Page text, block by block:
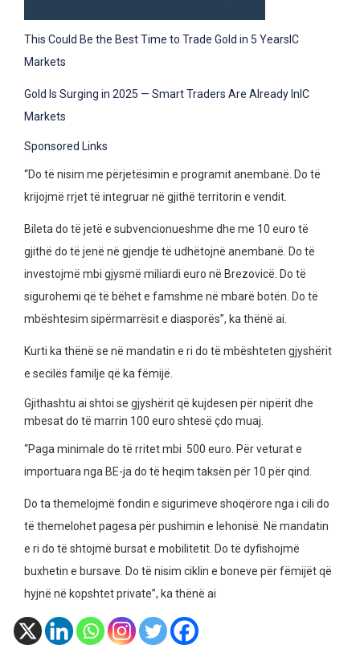
This Could Be the Best Time to Trade Gold in 5 Years IC
Markets
Gold Is Surging in 2025 — Smart Traders Are Already In IC
Markets
Sponsored Links
“Do të nisim me përjetësimin e programit anembanë. Do të
krijojmë rrjet të integruar në gjithë territorin e vendit.
Bileta do të jetë e subvencionueshme dhe me 10 euro të
gjithë do të jenë në gjendje të udhëtojnë anembanë. Do të
investojmë mbi gjysmë miliardi euro në Brezovicë. Do të
sigurohemi që të bëhet e famshme në mbarë botën. Do të
mbështesim sipërmarrësit e diasporës”, ka thënë ai.
Kurti ka thënë se në mandatin e ri do të mbështeten gjyshërit
e secilës familje që ka fëmijë.
Gjithashtu ai shtoi se gjyshërit që kujdesen për nipërit dhe
mbesat do të marrin 100 euro shtesë çdo muaj.
“Paga minimale do të rritet mbi 500 euro. Për veturat e
importuara nga BE-ja do të heqim taksën për 10 për qind.
Do ta themelojmë fondin e sigurimeve shoqërore nga i cili do
të themelohet pagesa për pushimin e lehonisë. Në mandatin
e ri do të shtojmë bursat e mobilitetit. Do të dyfishojmë
buxhetin e bursave. Do të nisim ciklin e boneve për fëmijët që
hyjnë në kopshtet private”, ka thënë ai